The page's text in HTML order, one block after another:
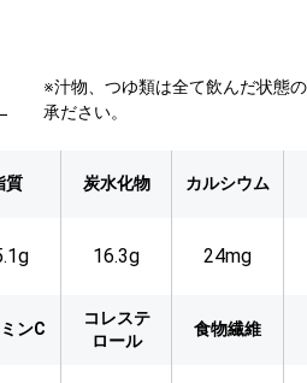
※汁物、つゆ類は全て飲んだ状態
承ださい。
質 炭水化物 カルシウム
16.3g 24mg
ンC
コレステ
ロール
食物繊維